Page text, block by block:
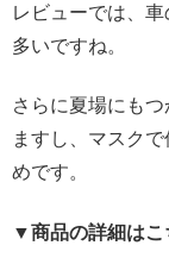
レビューでは、
多いですね。
さらに夏場にも
ますし、マスク
めです。
▼商品の詳細は